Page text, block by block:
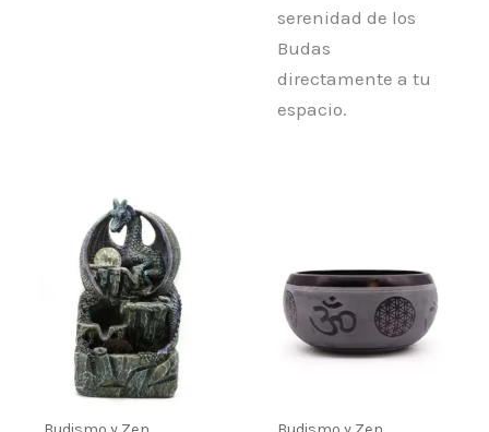
serenidad de los
Budas
directamente a tu
espacio.